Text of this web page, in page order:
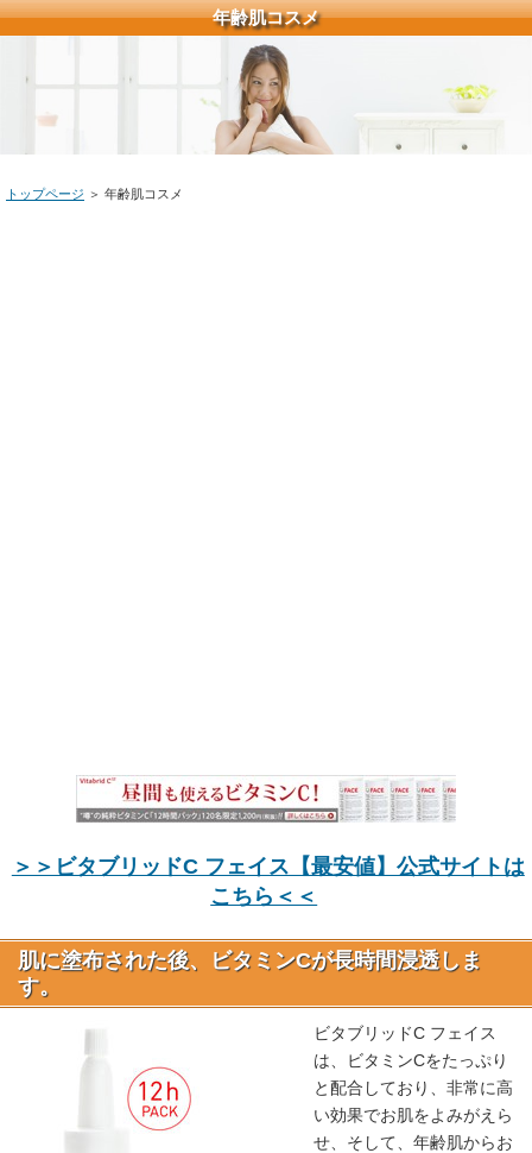
年齢肌コスメ
トップページ ＞ 年齢肌コスメ
＞＞ビタブリッドC フェイス【最安値】公式サイトは
こちら＜＜
肌に塗布された後、ビタミンCが長時間浸透しま
す。
ビタブリッドC フェイス
は、ビタミンCをたっぷり
と配合しており、非常に高
い効果でお肌をよみがえら
せ、そして、年齢肌からお